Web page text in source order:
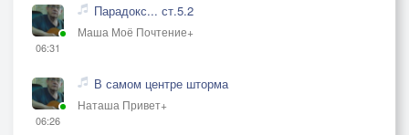
06:31
Парадокс... ст.5.2
Маша Моё Почтение+
06:26
В самом центре шторма
Наташа Привет+